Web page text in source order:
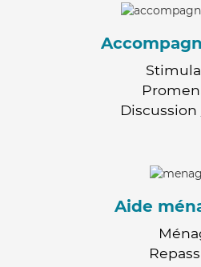
Discussion
Aide